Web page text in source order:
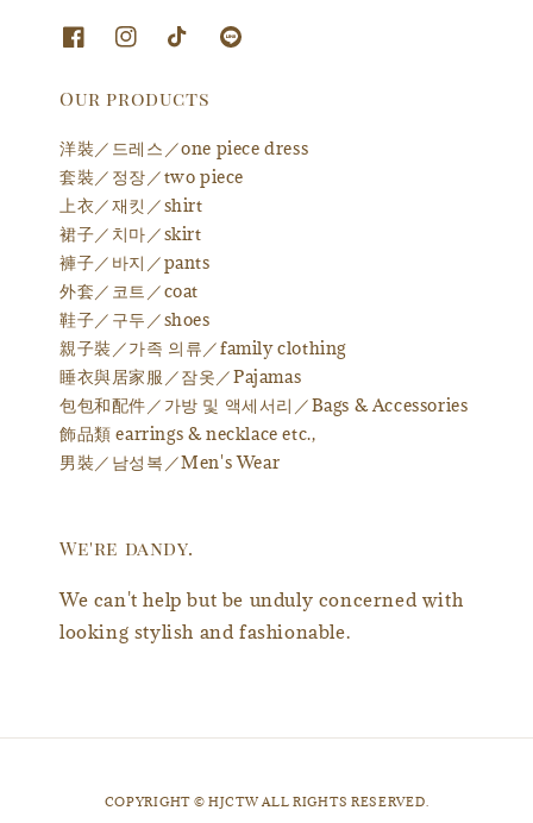
Our products
洋裝／드레스／one piece dress
套裝／정장／two piece
上衣／재킷／shirt
裙子／치마／skirt
褲子／바지／pants
外套／코트／coat
鞋子／구두／shoes
親子裝／가족 의류／family clothing
睡衣與居家服／잠옷／Pajamas
包包和配件／가방 및 액세서리／Bags & Accessories
飾品類 earrings & necklace etc.,
男裝／남성복／Men's Wear
We're dandy.
We can't help but be unduly concerned with
looking stylish and fashionable.
​COPYRIGHT © HJCTW ALL RIGHTS RESERVED.